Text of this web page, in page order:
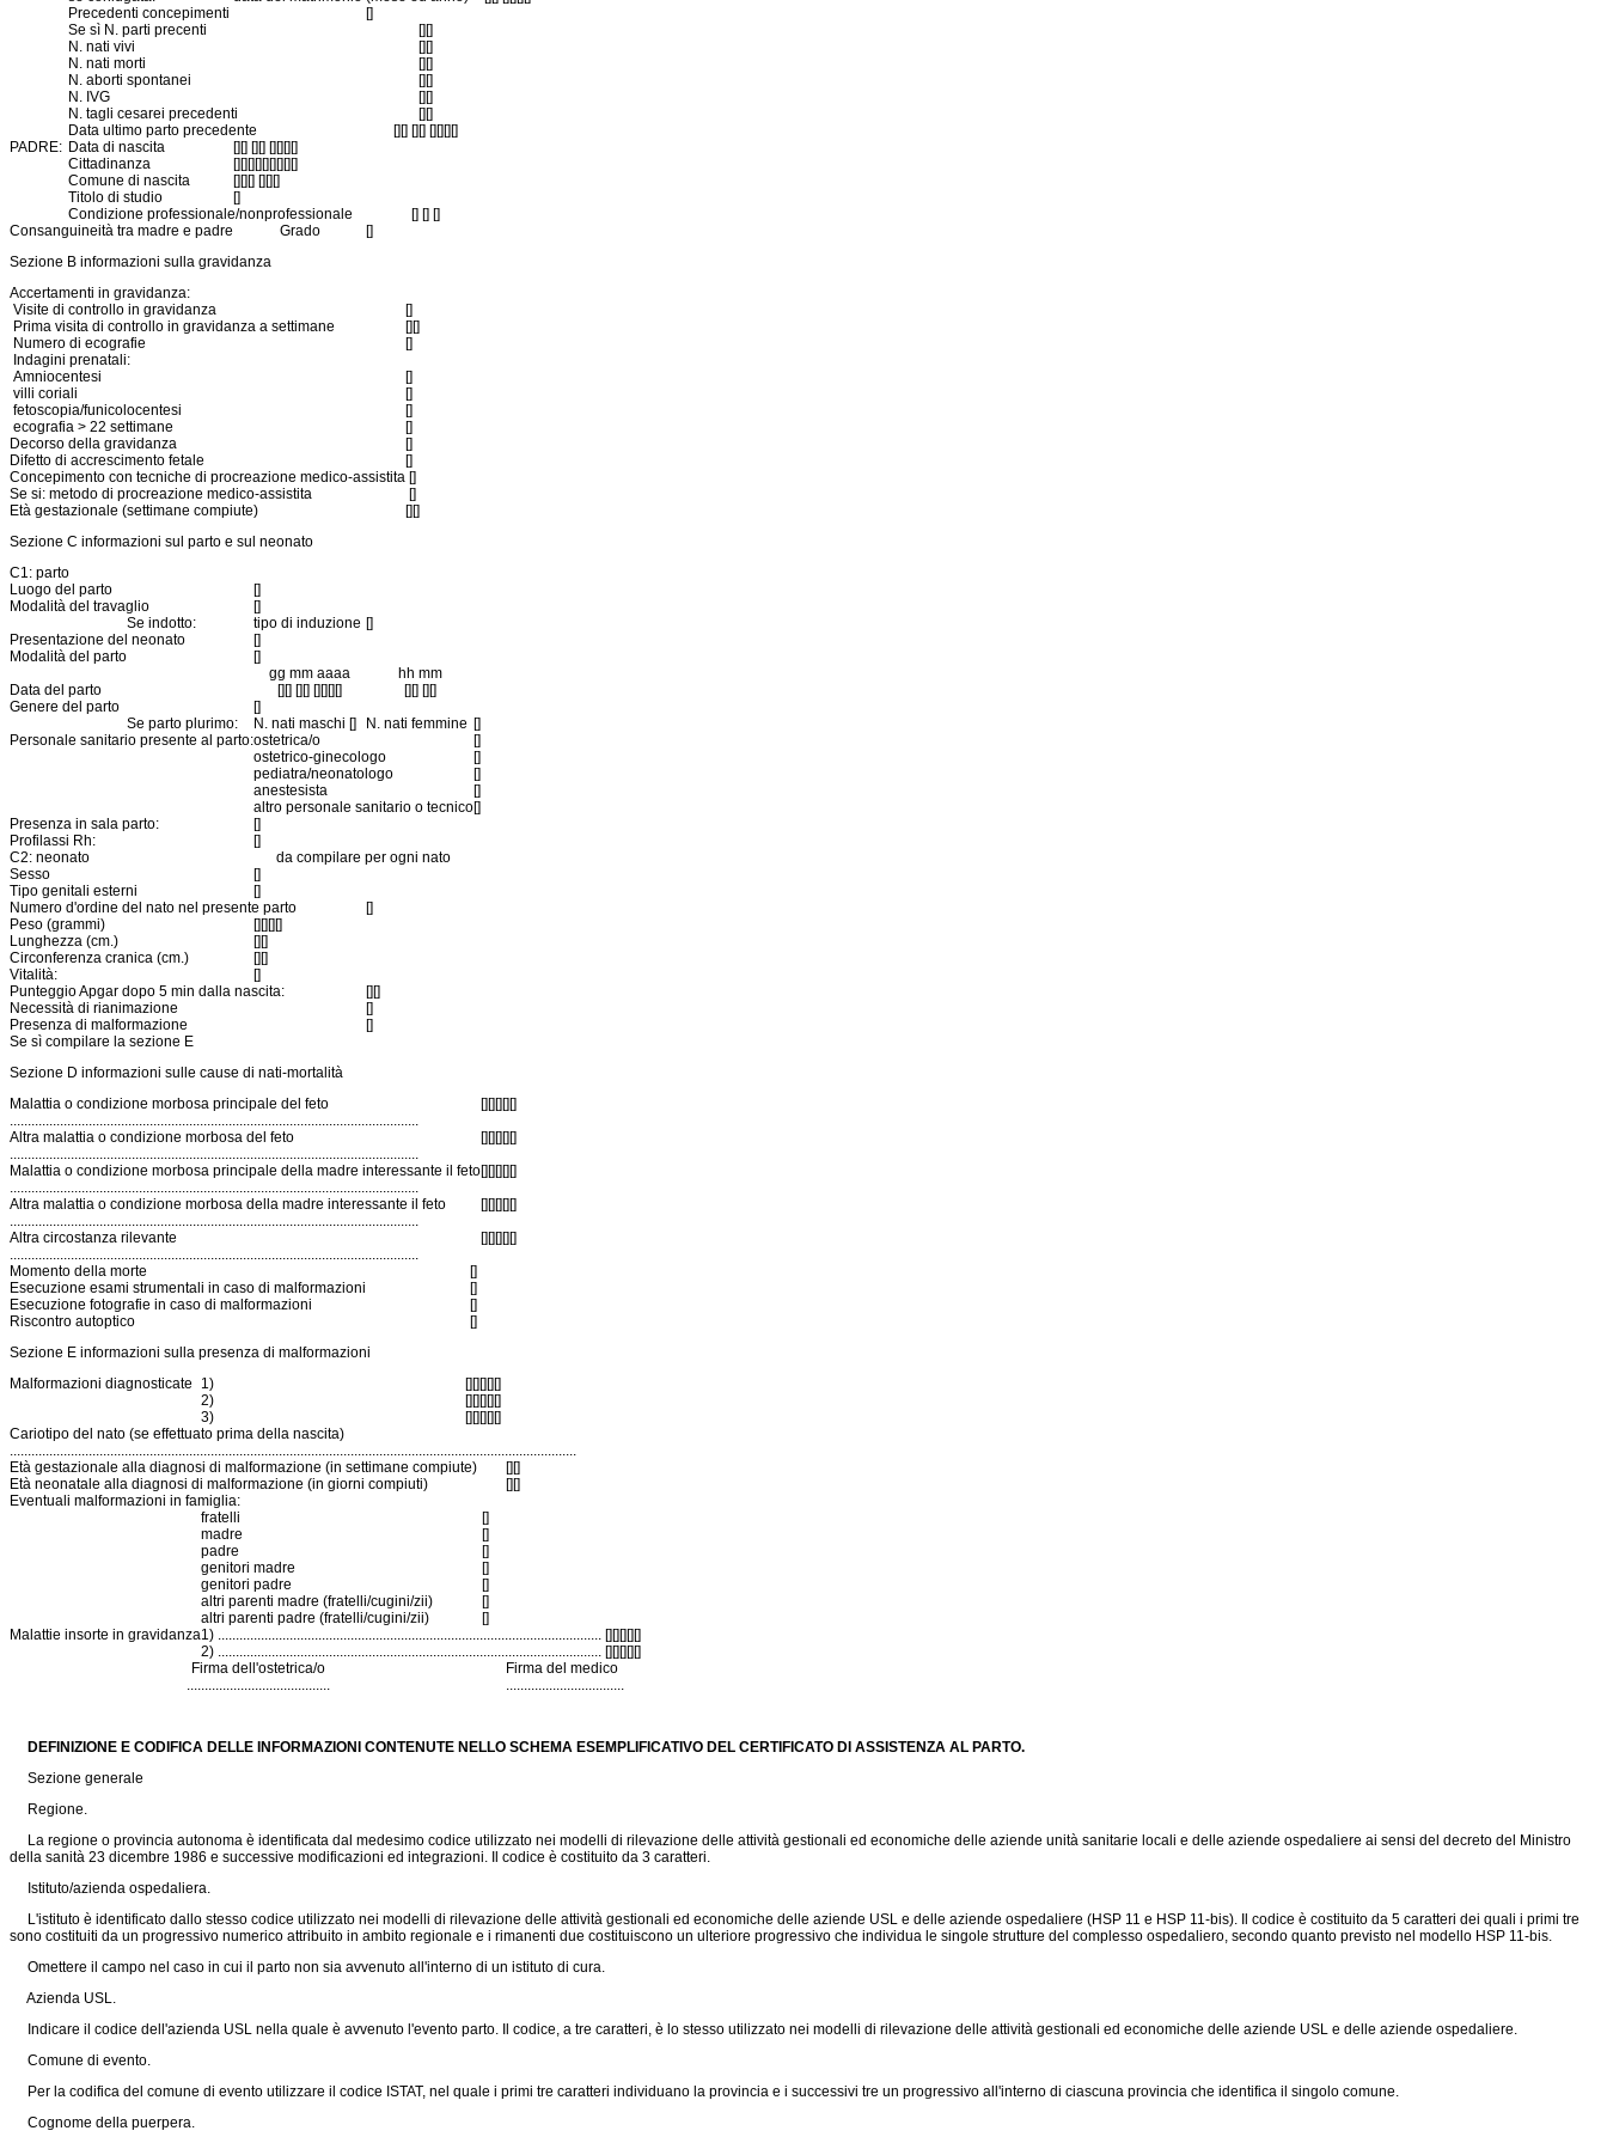
Precedenti concepimenti
[]
Se sì N. parti precenti
[][]
N. nati vivi
[][]
N. nati morti
[][]
N. aborti spontanei
[][]
N. IVG
[][]
N. tagli cesarei precedenti
[][]
Data ultimo parto precedente
[][] [][] [][][][]
PADRE: Data di nascita
[][] [][] [][][][]
Cittadinanza
[][][][][][][][][]
Comune di nascita
[][][] [][][]
Titolo di studio
[]
Condizione professionale/nonprofessionale
[] [] []
Consanguineità tra madre e padre
Grado
[]
Sezione B informazioni sulla gravidanza
Accertamenti in gravidanza:
Visite di controllo in gravidanza
[]
Prima visita di controllo in gravidanza a settimane
[][]
Numero di ecografie
[]
Indagini prenatali:
Amniocentesi
[]
villi coriali
[]
fetoscopia/funicolocentesi
[]
ecografia > 22 settimane
[]
Decorso della gravidanza
[]
Difetto di accrescimento fetale
[]
Concepimento con tecniche di procreazione medico-assistita []
Se si: metodo di procreazione medico-assistita
[]
Età gestazionale (settimane compiute)
[][]
Sezione C informazioni sul parto e sul neonato
C1: parto
Luogo del parto
[]
Modalità del travaglio
[]
Se indotto:
tipo di induzione []
Presentazione del neonato
[]
Modalità del parto
[]
gg mm aaaa
hh mm
Data del parto
[][] [][] [][][][]
[][] [][]
Genere del parto
[]
Se parto plurimo:
N. nati maschi [] N. nati femmine []
Personale sanitario presente al parto:ostetrica/o
[]
ostetrico-ginecologo
[]
pediatra/neonatologo
[]
anestesista
[]
altro personale sanitario o tecnico[]
Presenza in sala parto:
[]
Profilassi Rh:
[]
C2: neonato
da compilare per ogni nato
Sesso
[]
Tipo genitali esterni
[]
Numero d'ordine del nato nel presente parto
[]
Peso (grammi)
[][][][]
Lunghezza (cm.)
[][]
Circonferenza cranica (cm.)
[][]
Vitalità:
[]
Punteggio Apgar dopo 5 min dalla nascita:
[][]
Necessità di rianimazione
[]
Presenza di malformazione
[]
Se sì compilare la sezione E
Sezione D informazioni sulle cause di nati-mortalità
Malattia o condizione morbosa principale del feto
[][][][][]
..................................................................................................................
Altra malattia o condizione morbosa del feto
[][][][][]
..................................................................................................................
Malattia o condizione morbosa principale della madre interessante il feto[][][][][]
..................................................................................................................
Altra malattia o condizione morbosa della madre interessante il feto
[][][][][]
..................................................................................................................
Altra circostanza rilevante
[][][][][]
..................................................................................................................
Momento della morte
[]
Esecuzione esami strumentali in caso di malformazioni
[]
Esecuzione fotografie in caso di malformazioni
[]
Riscontro autoptico
[]
Sezione E informazioni sulla presenza di malformazioni
Malformazioni diagnosticate
1)
[][][][][]
2)
[][][][][]
3)
[][][][][]
Cariotipo del nato (se effettuato prima della nascita)
..............................................................................................................................................................
Età gestazionale alla diagnosi di malformazione (in settimane compiute)
[][]
Età neonatale alla diagnosi di malformazione (in giorni compiuti)
[][]
Eventuali malformazioni in famiglia:
fratelli
[]
madre
[]
padre
[]
genitori madre
[]
genitori padre
[]
altri parenti madre (fratelli/cugini/zii)
[]
altri parenti padre (fratelli/cugini/zii)
[]
Malattie insorte in gravidanza1) ........................................................................................................... [][][][][]
2) ........................................................................................................... [][][][][]
Firma dell'ostetrica/o
Firma del medico
........................................
.................................
DEFINIZIONE E CODIFICA DELLE INFORMAZIONI CONTENUTE NELLO SCHEMA ESEMPLIFICATIVO DEL CERTIFICATO DI ASSISTENZA AL PARTO.
Sezione generale
Regione.
La regione o provincia autonoma è identificata dal medesimo codice utilizzato nei modelli di rilevazione delle attività gestionali ed economiche delle aziende unità sanitarie locali e delle aziende ospedaliere ai sensi del decreto del Ministro
della sanità 23 dicembre 1986 e successive modificazioni ed integrazioni. Il codice è costituito da 3 caratteri.
Istituto/azienda ospedaliera.
L'istituto è identificato dallo stesso codice utilizzato nei modelli di rilevazione delle attività gestionali ed economiche delle aziende USL e delle aziende ospedaliere (HSP 11 e HSP 11-bis). Il codice è costituito da 5 caratteri dei quali i primi tre
sono costituiti da un progressivo numerico attribuito in ambito regionale e i rimanenti due costituiscono un ulteriore progressivo che individua le singole strutture del complesso ospedaliero, secondo quanto previsto nel modello HSP 11-bis.
Omettere il campo nel caso in cui il parto non sia avvenuto all'interno di un istituto di cura.
Azienda USL.
Indicare il codice dell'azienda USL nella quale è avvenuto l'evento parto. Il codice, a tre caratteri, è lo stesso utilizzato nei modelli di rilevazione delle attività gestionali ed economiche delle aziende USL e delle aziende ospedaliere.
Comune di evento.
Per la codifica del comune di evento utilizzare il codice ISTAT, nel quale i primi tre caratteri individuano la provincia e i successivi tre un progressivo all'interno di ciascuna provincia che identifica il singolo comune.
Cognome della puerpera.